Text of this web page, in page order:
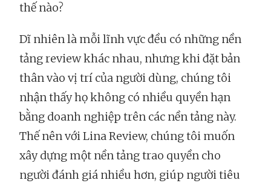
thế nào?
Dĩ nhiên là mỗi lĩnh vực đều có những nền
tảng review khác nhau, nhưng khi đặt bản
thân vào vị trí của người dùng, chúng tôi
nhận thấy họ không có nhiều quyền hạn
bằng doanh nghiệp trên các nền tảng này.
Thế nên với Lina Review, chúng tôi muốn
xây dựng một nền tảng trao quyền cho
người đánh giá nhiều hơn, giúp người tiêu